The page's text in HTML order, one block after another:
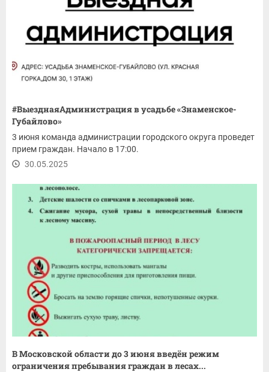
#ВыезднаяАдминистрация в усадьбе «Знаменское-
Губайлово»
3 июня команда администрации городского округа проведет
прием граждан. Начало в 17:00.
30.05.2025
В Московской области до 3 июня введён режим
ограничения пребывания граждан в лесах...